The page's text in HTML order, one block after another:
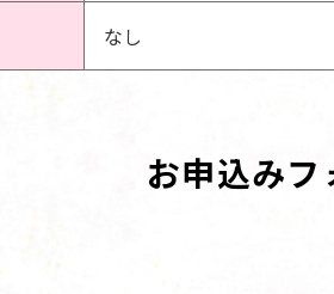
なし
お申込みフ